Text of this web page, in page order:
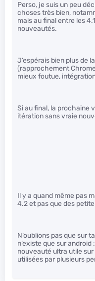
Perso, je suis un peu
choses très bien,
mais au final entre les
nouveautés.
J’espérais bien plus de
(rapprochement
mieux foutue,
Si au final, la prochaine
itération sans vraie
Il y a quand même pas
4.2 et pas que des
N’oublions pas que sur
n’existe que sur android
nouveauté ultra utile
utilisées par plusieurs